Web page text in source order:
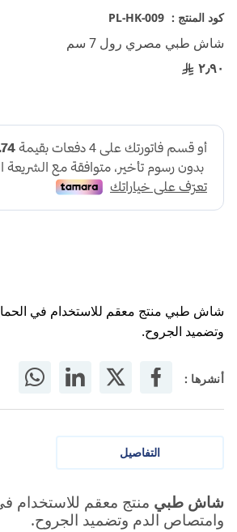
كود المنتج : PL-HK-009
شاش طبي مصري رول 7 سم
٢٫٩٠
شاش طبي منتج معقم للاستخدام في
وتضميد الجروح.
أنشرها :
تخطي
بداية
معرض
التفاصيل
شاش طبي منتج معقم للاستخدام
وامتصاص الدم وتضميد الجروح.